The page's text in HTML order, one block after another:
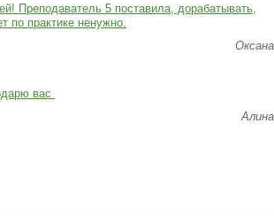
Преподаватель 5 поставила, дорабатывать,
по практике ненужно.
Оксана
вас
Алина